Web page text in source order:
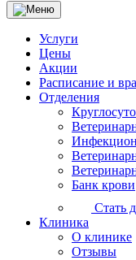
Услуги
Цены
Акции
Расписание и
Отделения
Банк крови
Стать
Клиника
О клинике
Отзывы